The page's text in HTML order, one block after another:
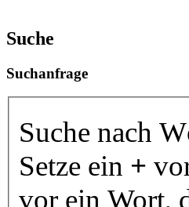
Suche
Suchanfrage
Suche nach
Setze ein +
vor ein Wort,